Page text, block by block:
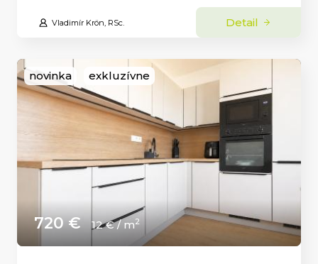
Vladimír Krön, RSc. Detail
novinka exkluzívne
720 € 12 € / m2